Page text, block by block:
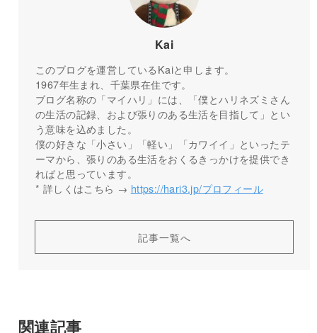
Kai
このブログを運営しているKaiと申します。
1967年生まれ、千葉県在住です。
ブログ名称の「マイハリ」には、「僕とハリネズミさん
の生活の記録、および張りのある生活を目指して」とい
う意味を込めました。
僕の好きな「小さい」「軽い」「カワイイ」といったテ
ーマから、張りのある生活をおくるきっかけを提供でき
ればと思っています。
* 詳しくはこちら → https://hari3.jp/プロフィール
記事一覧へ
関連記事